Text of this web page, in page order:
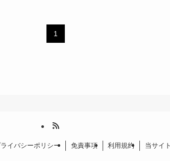
1
イバシーポリシー 免責事項 利用規約 当サイ